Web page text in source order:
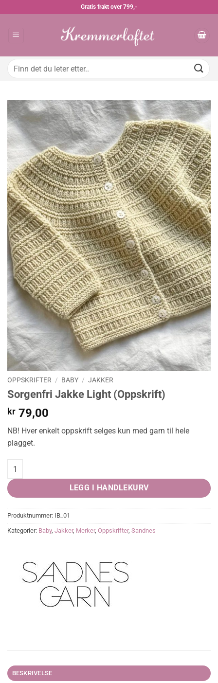
Gratis frakt over 799,-
Søk
OPPSKRIFTER / BABY / JAKKER
Sorgenfri Jakke Light (Oppskrift)
kr 79,00
NB! Hver enkelt oppskrift selges kun med garn til hele
plagget.
Sorgenfri Jakke Light (Oppskrift) quantity
LEGG I HANDLEKURV
Produktnummer: IB_01
Kategorier: Baby, Jakker, Merker, Oppskrifter, Sandnes
BESKRIVELSE